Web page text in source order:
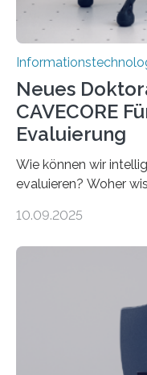
rücken dabei
Neues
CAVECORE
Evaluierung
Wie können wir
evaluieren? Woher
sich CAVECORE –
koordiniert wird. Ab
über einen Zeitraum
Promovierende im
kognitiven Robotern
die mittels Sensoren
Informationen
10.09.2025